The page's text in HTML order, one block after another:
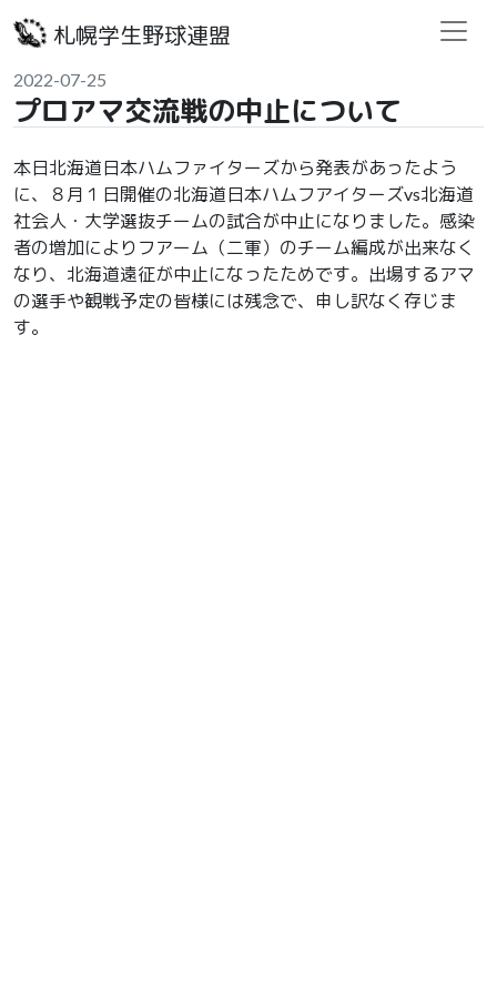
札幌学生野球連盟
2022-07-25
プロアマ交流戦の中止について
本日北海道日本ハムファイターズから発表があったよう
に、８月１日開催の北海道日本ハムフアイターズvs北海道
社会人・大学選抜チームの試合が中止になりました。感染
者の増加によりフアーム（二軍）のチーム編成が出来なく
なり、北海道遠征が中止になったためです。出場するアマ
の選手や観戦予定の皆様には残念で、申し訳なく存じま
す。